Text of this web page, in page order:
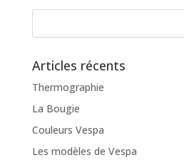
Articles récents
Thermographie
La Bougie
Couleurs Vespa
Les modèles de Vespa